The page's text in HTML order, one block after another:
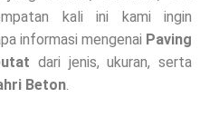
kali ini kami ingin
informasi mengenai Paving
dari jenis, ukuran, serta
Beton.